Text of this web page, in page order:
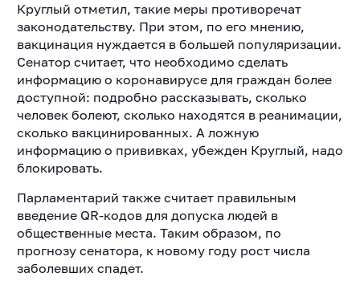
Круглый отметил, такие меры противоречат
законодательству. При этом, по его мнению,
вакцинация нуждается в большей популяризации.
Сенатор считает, что необходимо сделать
информацию о коронавирусе для граждан более
доступной: подробно рассказывать, сколько
человек болеют, сколько находятся в реанимации,
сколько вакцинированных. А ложную
информацию о прививках, убежден Круглый, надо
блокировать.
Парламентарий также считает правильным
введение QR-кодов для допуска людей в
общественные места. Таким образом, по
прогнозу сенатора, к новому году рост числа
заболевших спадет.